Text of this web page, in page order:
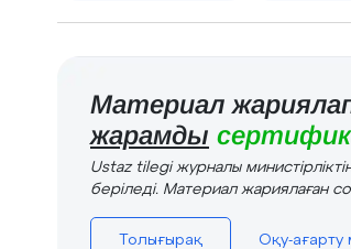
Материал
жарамды
Ustaz tilegi журналы
беріледі. Материал жариялаған
Толығырақ Оқу-ағарту